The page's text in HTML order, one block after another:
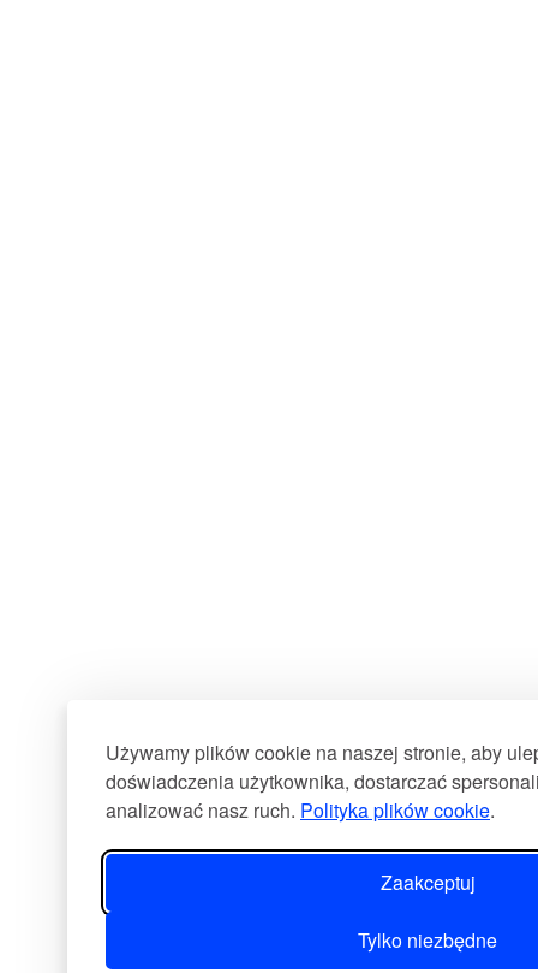
Używamy plików cookie na naszej stronie, aby
doświadczenia użytkownika, dostarczać
analizować nasz ruch. Polityka plików cookie.
Zaakceptuj
Tylko niezbędne